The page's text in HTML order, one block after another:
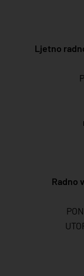
Ljetno
Radno